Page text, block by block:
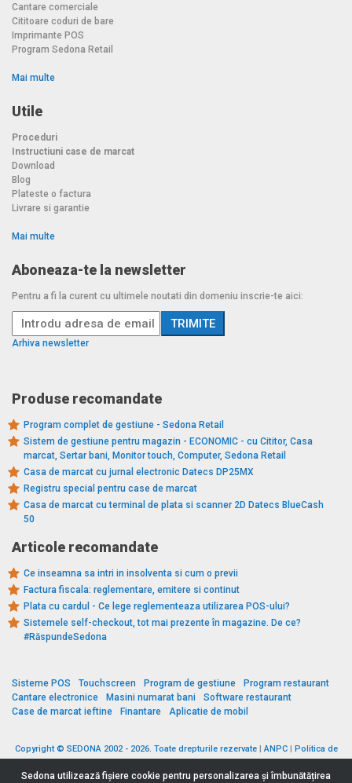
Cantare comerciale
Cititoare coduri de bare
Imprimante POS
Program Sedona Retail
Mai multe
Utile
Proceduri
Instructiuni case de marcat
Download
Blog
Plateste o factura
Livrare si garantie
Mai multe
Aboneaza-te la newsletter
Pentru a fi la curent cu ultimele noutati din domeniu inscrie-te aici:
Arhiva newsletter
Produse recomandate
Program complet de gestiune - Sedona Retail
Sistem de gestiune pentru magazin - ECONOMIC - cu Cititor, Casa
marcat, Sertar bani, Monitor touch, Computer, Sedona Retail
Casa de marcat cu jurnal electronic Datecs DP25MX
Registru special pentru case de marcat
Casa de marcat cu terminal de plata si scanner 2D Datecs BlueCash
50
Articole recomandate
Ce inseamna sa intri in insolventa si cum o previi
Factura fiscala: reglementare, emitere si continut
Plata cu cardul - Ce lege reglementeaza utilizarea POS-ului?
Sistemele self-checkout, tot mai prezente în magazine. De ce?
#RăspundeSedona
Sisteme POS Touchscreen Program de gestiune
Program restaurant
Cantare electronice
Masini numarat bani
Software restaurant
Case de marcat ieftine
Finantare Aplicatie de mobil
Copyright © SEDONA 2002 - 2026. Toate drepturile rezervate|ANPC| Politica de
Sedona utilizează fişiere cookie pentru personalizarea și îmbunătățirea